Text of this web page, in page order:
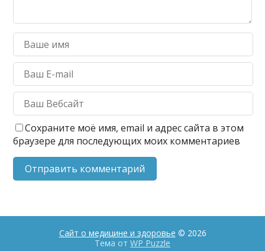
Сохраните моё имя, email и адрес сайта в этом
браузере для последующих моих комментариев
Сайт о медицине и здоровье © 2026
Тема от WP Puzzle